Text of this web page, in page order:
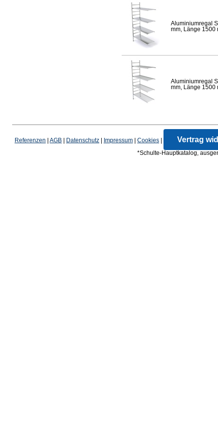
Aluminiumregal
mm, Länge 1500
Aluminiumregal
mm, Länge 1500
Referenzen AGB Datenschutz Impressum Cookies Vertrag
*Schulte-Hauptkatalog,